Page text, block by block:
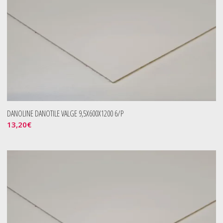
DANOLINE DANOTILE VALGE 9,5X600X1200 6/P
13,20€